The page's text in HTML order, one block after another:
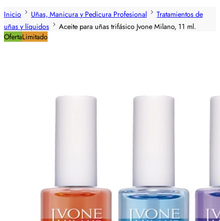
Inicio
Uñas, Manicura y Pedicura Profesional
Tratamientos de
uñas y líquidos
Aceite para uñas trifásico Jvone Milano, 11 ml.
OfertaLimitado